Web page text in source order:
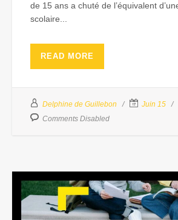
de 15 ans a chuté de l’équivalent
scolaire...
READ MORE
Delphine de Guillebon
Juin 15
Comments Disabled